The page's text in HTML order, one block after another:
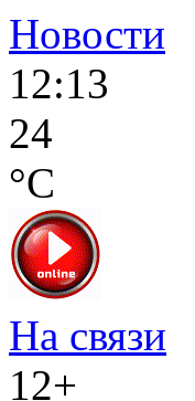
Новости
12:13
24
°C
На связи
12+